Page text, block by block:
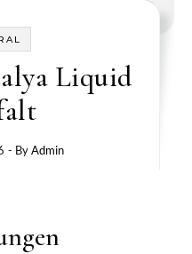
Liquid
- ByAdmin